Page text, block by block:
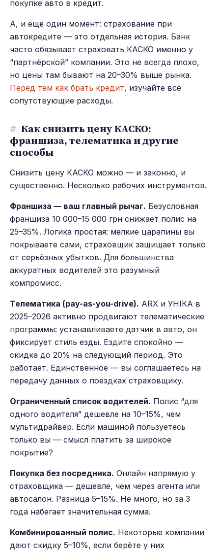
покупке авто в кредит.
А, и ещё один момент: страхование при
автокредите — это отдельная история. Банк
часто обязывает страховать КАСКО именно у
“партнёрской” компании. Это не всегда плохо,
но цены там бывают на 20–30% выше рынка.
Перед тем как брать кредит, изучайте все
сопутствующие расходы.
# Как снизить цену КАСКО:
франшиза, телематика и другие
способы
Снизить цену КАСКО можно — и законно, и
существенно. Несколько рабочих инструментов.
Франшиза — ваш главный рычаг. Безусловная
франшиза 10 000–15 000 грн снижает полис на
25–35%. Логика простая: мелкие царапины вы
покрываете сами, страховщик защищает только
от серьёзных убытков. Для большинства
аккуратных водителей это разумный
компромисс.
Телематика (pay-as-you-drive). ARX и УНІКА в
2025–2026 активно продвигают телематические
программы: устанавливаете датчик в авто, он
фиксирует стиль езды. Ездите спокойно —
скидка до 20% на следующий период. Это
работает. Единственное — вы соглашаетесь на
передачу данных о поездках страховщику.
Ограниченный список водителей. Полис “для
одного водителя” дешевле на 10–15%, чем
мультидрайвер. Если машиной пользуетесь
только вы — смысл платить за широкое
покрытие?
Покупка без посредника. Онлайн напрямую у
страховщика — дешевле, чем через агента или
автосалон. Разница 5–15%. Не много, но за 3
года набегает значительная сумма.
Комбинированный полис. Некоторые компании
дают скидку 5–10%, если берёте у них